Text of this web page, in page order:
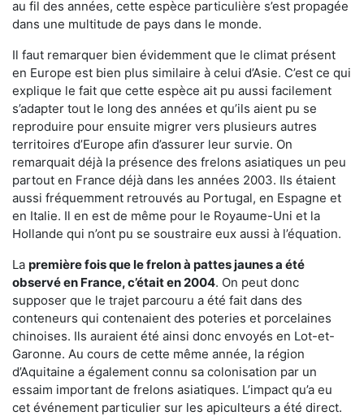
au fil des années, cette espèce particulière s’est propagée
dans une multitude de pays dans le monde.
Il faut remarquer bien évidemment que le climat présent
en Europe est bien plus similaire à celui d’Asie. C’est ce qui
explique le fait que cette espèce ait pu aussi facilement
s’adapter tout le long des années et qu’ils aient pu se
reproduire pour ensuite migrer vers plusieurs autres
territoires d’Europe afin d’assurer leur survie. On
remarquait déjà la présence des frelons asiatiques un peu
partout en France déjà dans les années 2003. Ils étaient
aussi fréquemment retrouvés au Portugal, en Espagne et
en Italie. Il en est de même pour le Royaume-Uni et la
Hollande qui n’ont pu se soustraire eux aussi à l’équation.
La première fois que le frelon à pattes jaunes a été
observé en France, c’était en 2004. On peut donc
supposer que le trajet parcouru a été fait dans des
conteneurs qui contenaient des poteries et porcelaines
chinoises. Ils auraient été ainsi donc envoyés en Lot-et-
Garonne. Au cours de cette même année, la région
d’Aquitaine a également connu sa colonisation par un
essaim important de frelons asiatiques. L’impact qu’a eu
cet événement particulier sur les apiculteurs a été direct.